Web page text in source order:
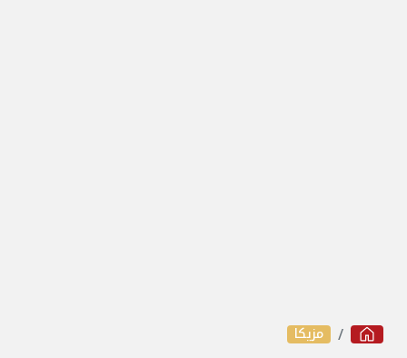
مزيكا